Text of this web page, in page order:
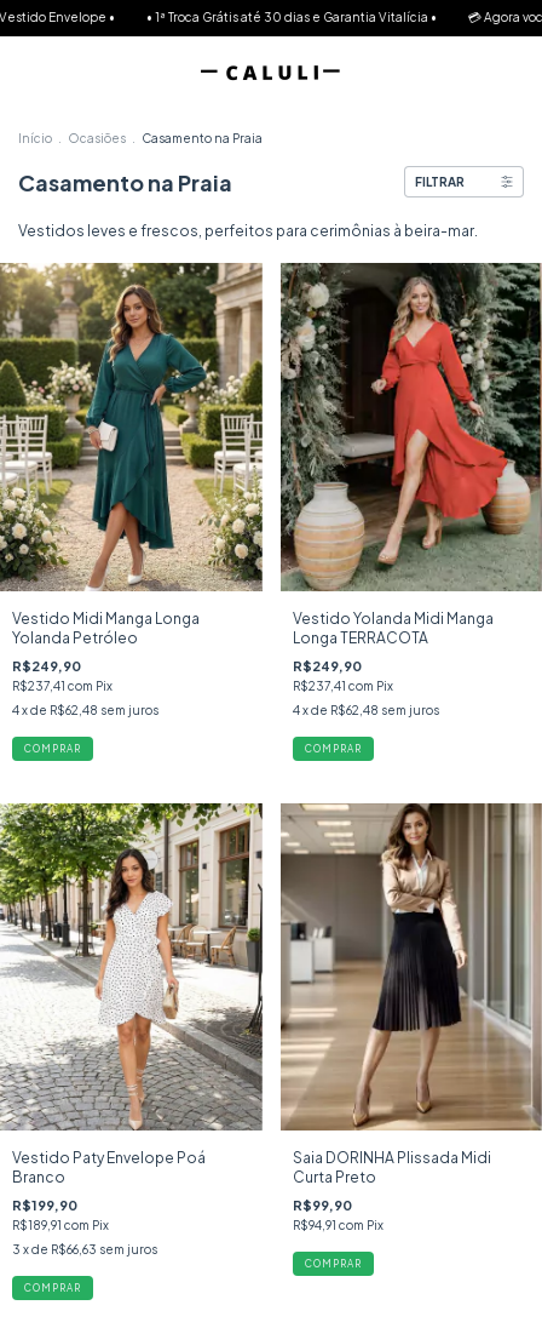
• • 1ª Troca Grátis até 30 dias e Garantia Vitalícia • 💳 Agora você pode
Início Ocasiões Casamento na Praia
Casamento na Praia FILTRAR
Vestidos leves e frescos, perfeitos para cerimônias à beira-mar.
Vestido Midi Manga Longa
Yolanda Petróleo
R$249,90
R$237,41 com Pix
4x de R$62,48 sem juros
COMPRAR
Vestido Yolanda Midi Manga
Longa TERRACOTA
R$249,90
R$237,41 com Pix
4 x de R$62,48 sem juros
COMPRAR
Vestido Paty Envelope Poá
Branco
R$199,90
R$189,91 com Pix
3 x de R$66,63 sem juros
COMPRAR
Saia DORINHA Plissada Midi
Curta Preto
R$99,90
R$94,91 com Pix
COMPRAR